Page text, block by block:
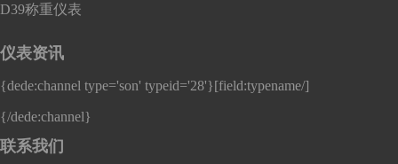
D39称重仪表
仪表资讯
{dede:channel type='son' typeid='28'}[field:typename/]
{/dede:channel}
联系我们